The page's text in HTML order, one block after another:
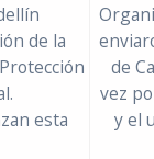
de la
esta
de
vez
y el